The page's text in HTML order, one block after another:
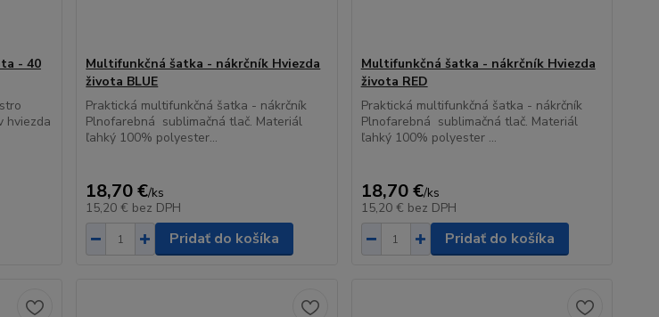
- 40
hviezda
Multifunkčná šatka - nákrčník Hviezda
života BLUE
Praktická multifunkčná šatka - nákrčník
Plnofarebná sublimačná tlač. Materiál
ľahký 100% polyester...
18,70 €/ks
15,20 € bez DPH
Pridať do košíka
Multifunkčná šatka - nákrčník Hviezda
života RED
Praktická multifunkčná šatka - nákrčník
Plnofarebná sublimačná tlač. Materiál
ľahký 100% polyester ...
18,70 €/ks
15,20 € bez DPH
Pridať do košíka